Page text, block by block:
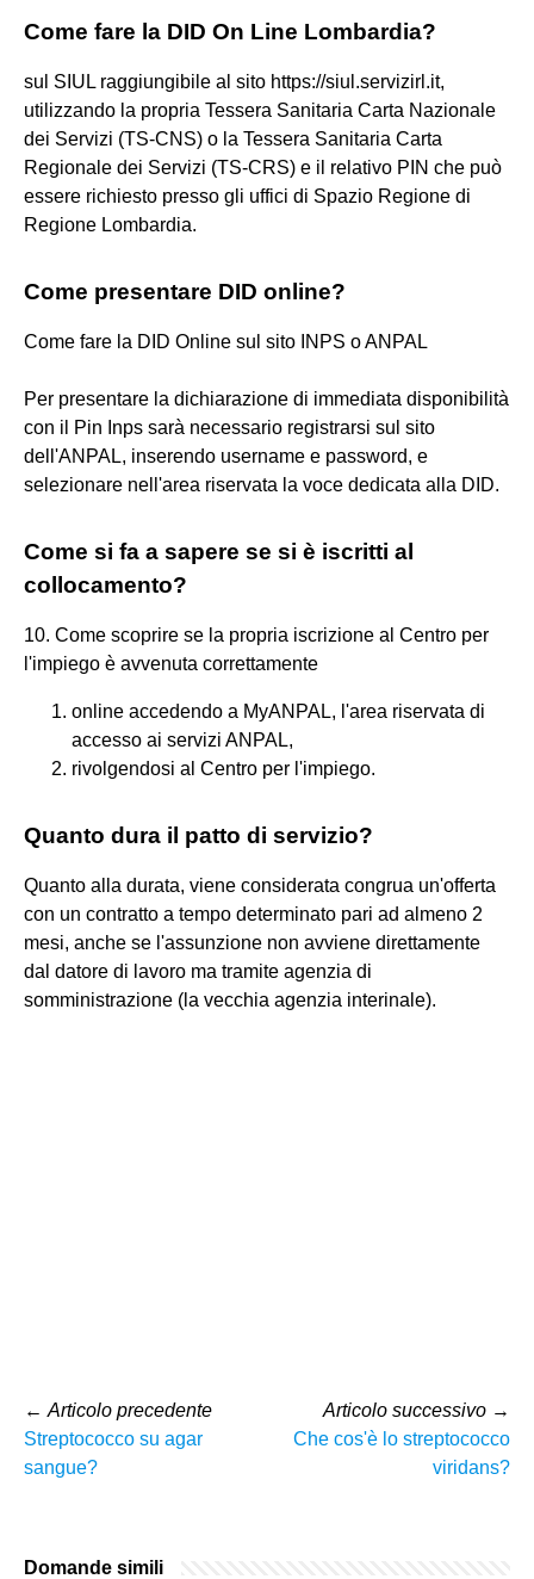
Come fare la DID On Line Lombardia?
sul SIUL raggiungibile al sito https://siul.servizirl.it,
utilizzando la propria Tessera Sanitaria Carta Nazionale
dei Servizi (TS-CNS) o la Tessera Sanitaria Carta
Regionale dei Servizi (TS-CRS) e il relativo PIN che può
essere richiesto presso gli uffici di Spazio Regione di
Regione Lombardia.
Come presentare DID online?
Come fare la DID Online sul sito INPS o ANPAL
Per presentare la dichiarazione di immediata disponibilità
con il Pin Inps sarà necessario registrarsi sul sito
dell'ANPAL, inserendo username e password, e
selezionare nell'area riservata la voce dedicata alla DID.
Come si fa a sapere se si è iscritti al
collocamento?
10. Come scoprire se la propria iscrizione al Centro per
l'impiego è avvenuta correttamente
online accedendo a MyANPAL, l'area riservata di
accesso ai servizi ANPAL,
rivolgendosi al Centro per l'impiego.
Quanto dura il patto di servizio?
Quanto alla durata, viene considerata congrua un'offerta
con un contratto a tempo determinato pari ad almeno 2
mesi, anche se l'assunzione non avviene direttamente
dal datore di lavoro ma tramite agenzia di
somministrazione (la vecchia agenzia interinale).
← Articolo precedente
Streptococco su agar
sangue?
Articolo successivo →
Che cos'è lo streptococco
viridans?
Domande simili